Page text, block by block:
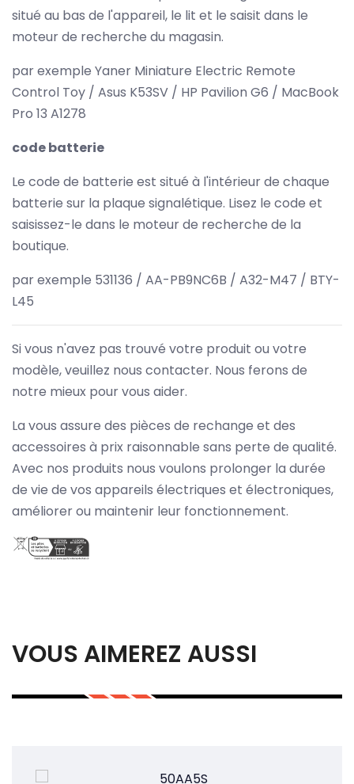
situé au bas de l'appareil, le lit et le saisit dans le
moteur de recherche du magasin.
par exemple Yaner Miniature Electric Remote
Control Toy / Asus K53SV / HP Pavilion G6 / MacBook
Pro 13 A1278
code batterie
Le code de batterie est situé à l'intérieur de chaque
batterie sur la plaque signalétique. Lisez le code et
saisissez-le dans le moteur de recherche de la
boutique.
par exemple 531136 / AA-PB9NC6B / A32-M47 / BTY-
L45
Si vous n'avez pas trouvé votre produit ou votre
modèle, veuillez nous contacter. Nous ferons de
notre mieux pour vous aider.
La vous assure des pièces de rechange et des
accessoires à prix raisonnable sans perte de qualité.
Avec nos produits nous voulons prolonger la durée
de vie de vos appareils électriques et électroniques,
améliorer ou maintenir leur fonctionnement.
VOUS AIMEREZ AUSSI